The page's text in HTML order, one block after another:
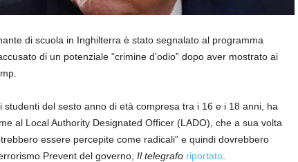
di scuola in Inghilterra è stato segnalato al programma
di un potenziale “crimine d’odio” dopo aver mostrato ai
studenti del sesto anno di età compresa tra i 16 e i 18 anni, ha
al Local Authority Designated Officer (LADO), che a sua volta
essere percepite come radicali” e quindi dovrebbero
Prevent del governo, Il telegrafo riportato.